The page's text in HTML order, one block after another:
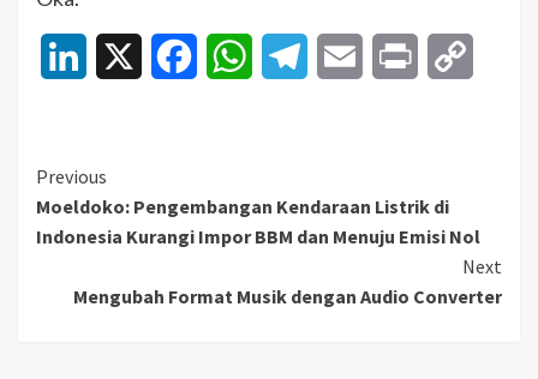
LinkedIn FacebookWhatsAppTelegramEmail Print
Continue
Reading
Previous
Moeldoko: Pengembangan Kendaraan Listrik di
Indonesia Kurangi Impor BBM dan Menuju Emisi Nol
Next
Mengubah Format Musik dengan Audio Converter